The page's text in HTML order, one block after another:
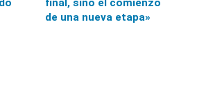
final, sino el comienzo
de una nueva etapa»